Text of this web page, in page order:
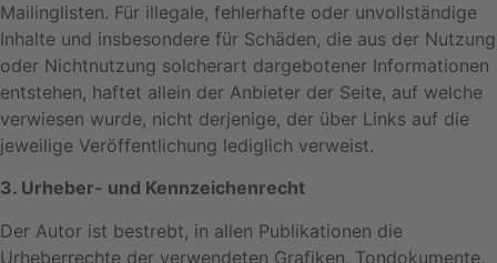
Mailinglisten. Für illegale, fehlerhafte oder unvollständige
Inhalte und insbesondere für Schäden, die aus der Nutzung
oder Nichtnutzung solcherart dargebotener Informationen
entstehen, haftet allein der Anbieter der Seite, auf welche
verwiesen wurde, nicht derjenige, der über Links auf die
jeweilige Veröffentlichung lediglich verweist.
3. Urheber- und Kennzeichenrecht
Der Autor ist bestrebt, in allen Publikationen die
Urheberrechte der verwendeten Grafiken, Tondokumente,